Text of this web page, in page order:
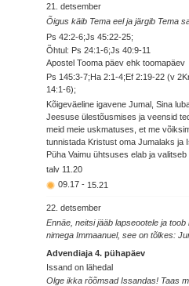
21. detsember
Õigus käib Tema eel ja järgib Tema
Ps 42:2-6;Js 45:22-25;
Õhtul: Ps 24:1-6;Js 40:9-11
Apostel Tooma päev ehk toomapäev
Ps 145:3-7;Ha 2:1-4;Ef 2:19-22 (v
14:1-6);
Kõigeväeline igavene Jumal, Sina
Jeesuse ülestõusmises ja veensid
meid meie uskmatuses, et me
tunnistada Kristust oma Jumalaks ja
Püha Vaimu ühtsuses elab ja
talv 11.20
09.17 - 15.21
22. detsember
Ennäe, neitsi jääb lapseootele ja
nimega Immaanuel, see on tõlkes:
Advendiaja 4. pühapäev
Issand on lähedal
Olge ikka rõõmsad Issandas! Taas